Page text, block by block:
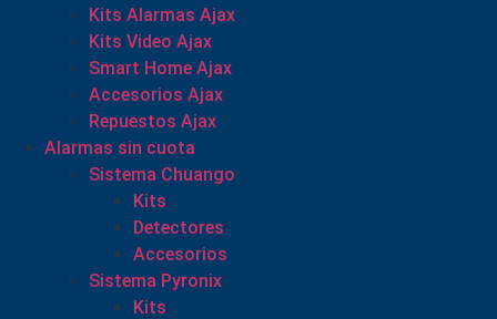
Kits Alarmas Ajax
Kits Video Ajax
Smart Home Ajax
Accesorios Ajax
Repuestos Ajax
Alarmas sin cuota
Sistema Chuango
Kits
Detectores
Accesorios
Sistema Pyronix
Kits